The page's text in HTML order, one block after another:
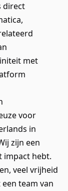
direct
met
voor
in
zijn een
impact hebt.
veel vrijheid
team van